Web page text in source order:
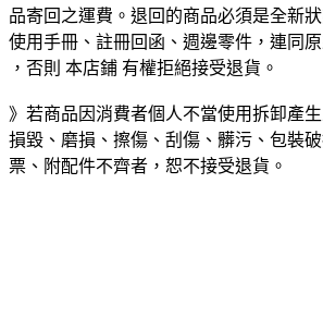
品寄回之運費。退回的商品必須是全新
使用手冊、註冊回函、週邊零件，連同
，否則 本店鋪 有權拒絕接受退貨。
》若商品因消費者個人不當使用拆卸產
損毀、磨損、擦傷、刮傷、髒污、包裝
票、附配件不齊者，恕不接受退貨。